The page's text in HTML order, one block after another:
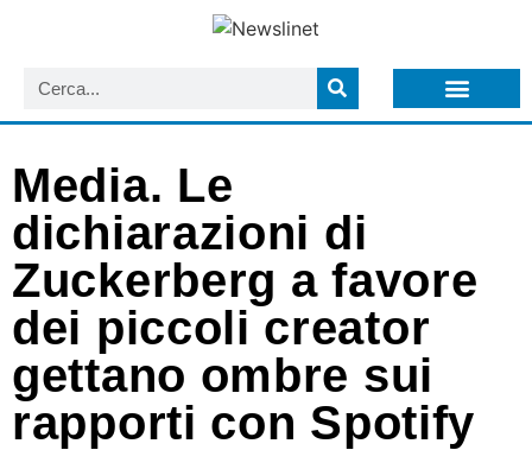
Media. Le
dichiarazioni di
Zuckerberg a favore
dei piccoli creator
gettano ombre sui
rapporti con Spotify